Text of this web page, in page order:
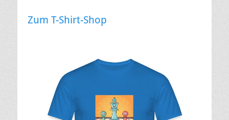
Zum T-Shirt-Shop